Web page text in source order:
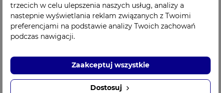
trzecich w celu ulepszenia naszych usług, analizy a
nastepnie wyświetlania reklam związanych z Twoimi
preferencjami na podstawie analizy Twoich zachowań
podczas nawigacji.
Dostosuj
Zaakceptuj wszystkie